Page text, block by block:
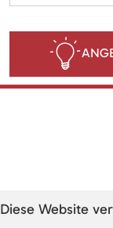
Diese Website